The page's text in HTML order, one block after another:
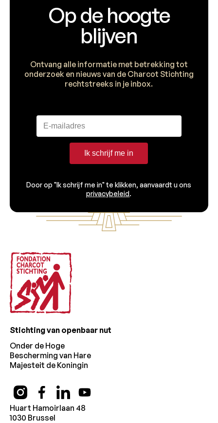
Op de hoogte
blijven
Ontvang alle informatie met betrekking tot
onderzoek en nieuws van de Charcot Stichting
rechtstreeks in je inbox.
Ik schrijf me in
Door op "Ik schrijf me in" te klikken, aanvaardt u ons
privacybeleid.
Voettekst
Stichting van openbaar nut
Onder de Hoge
Bescherming van Hare
Majesteit de Koningin
Huart Hamoirlaan 48
1030 Brussel